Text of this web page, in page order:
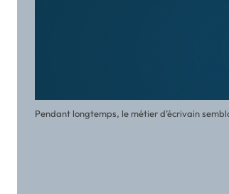
Pendant longtemps, le métier d’écrivain